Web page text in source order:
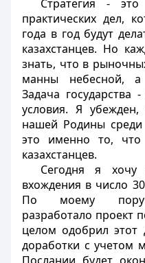
Стратегия -
практических дел,
года в год будут
казахстанцев. Но
знать, что в
манны небесной, а
Задача государства
условия. Я
нашей Родины
это именно то, что
казахстанцев.
Сегодня я хочу
вхождения в число
По моему
разработало проект
целом одобрил этот
доработки с учетом